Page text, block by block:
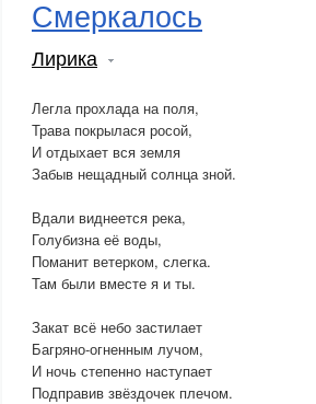
Смеркалось
Лирика
Легла прохлада на поля,
Трава покрылася росой,
И отдыхает вся земля
Забыв нещадный солнца зной.
Вдали виднеется река,
Голубизна её воды,
Поманит ветерком, слегка.
Там были вместе я и ты.
Закат всё небо застилает
Багряно-огненным лучом,
И ночь степенно наступает
Подправив звёздочек плечом.